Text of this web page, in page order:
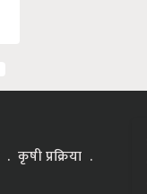
कृषी प्रक्रिया